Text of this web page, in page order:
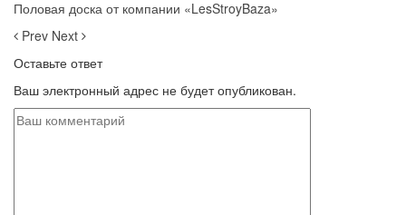
Половая доска от компании «LesStroyBaza»
Prev Next
Оставьте ответ
Ваш электронный адрес не будет опубликован.